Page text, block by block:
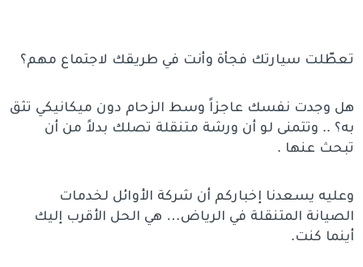
تعطّلت سيارتك فجأة وأنت في طريقك لاجتماع مهم؟
هل وجدت نفسك عاجزاً وسط الزحام دون ميكانيكي تثق
به؟ .. وتتمنى لو أن ورشة متنقلة تصلك بدلاً من أن
تبحث عنها .
وعليه يسعدنا إخباركم أن شركة الأوائل لخدمات
الصيانة المتنقلة في الرياض… هي الحل الأقرب إليك
أينما كنت.